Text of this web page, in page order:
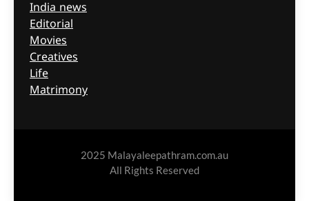
India news
Editorial
Movies
Creatives
Life
Matrimony
2025 Malayaleepathram.com.au
All Rights Reserved